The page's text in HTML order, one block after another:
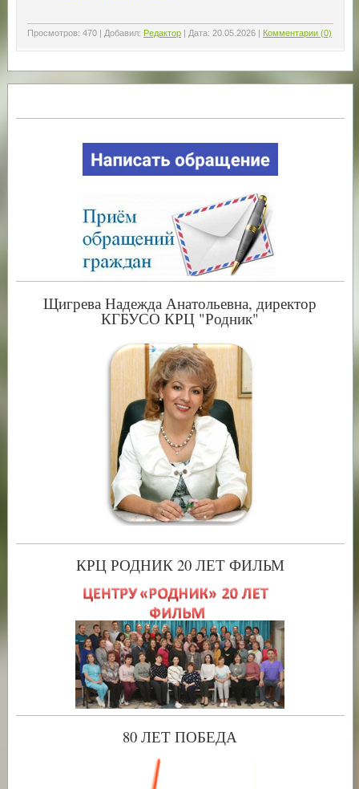
Просмотров: 470| Добавил: Редактор| Дата: 20.05.2026 | Комментарии (0)
Щигрева Надежда Анатольевна, директор
КГБУСО КРЦ "Родник"
КРЦ РОДНИК 20 ЛЕТ ФИЛЬМ
80 ЛЕТ ПОБЕДА